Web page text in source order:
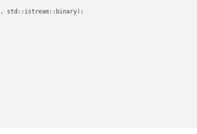
, std::istream::binary) ;